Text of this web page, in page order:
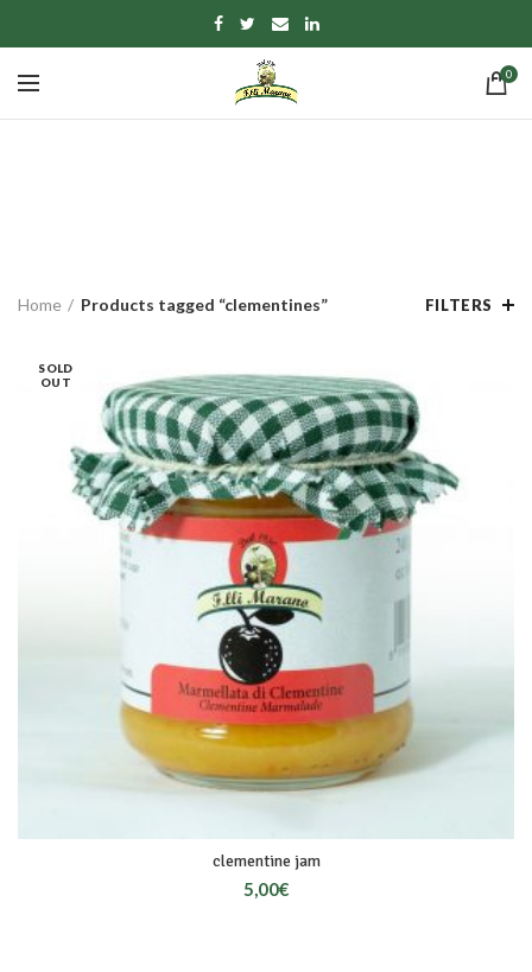
0
Home Products tagged “clementines” FILTERS
SOLD
OUT
clementine jam
5,00€